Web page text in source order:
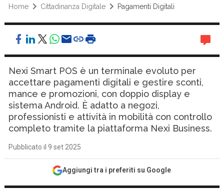
Home Cittadinanza Digitale Pagamenti Digitali
Nexi Smart POS è un terminale evoluto per
accettare pagamenti digitali e gestire sconti,
mance e promozioni, con doppio display e
sistema Android. È adatto a negozi,
professionisti e attività in mobilità con controllo
completo tramite la piattaforma Nexi Business.
Pubblicato il 9 set 2025
Aggiungi tra i preferiti su Google